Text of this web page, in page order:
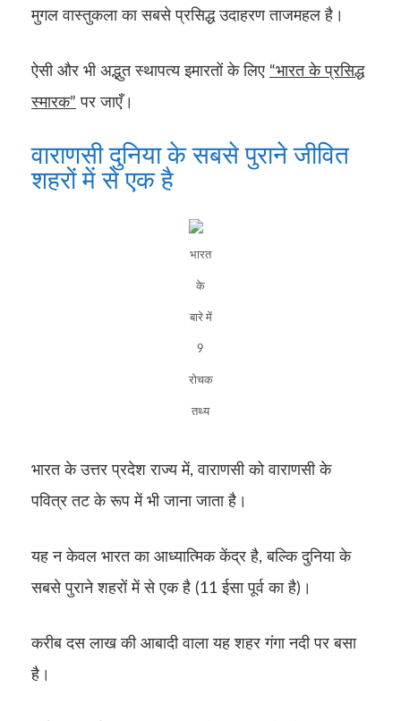
मुगल वास्तुकला का सबसे प्रसिद्ध उदाहरण ताजमहल है।
ऐसी और भी अद्भुत स्थापत्य इमारतों के लिए “भारत के प्रसिद्ध
स्मारक” पर जाएँ।
वाराणसी दुनिया के सबसे पुराने जीवित
शहरों में से एक है
भारत
के
बारे में
9
रोचक
तथ्य
भारत के उत्तर प्रदेश राज्य में, वाराणसी को वाराणसी के
पवित्र तट के रूप में भी जाना जाता है।
यह न केवल भारत का आध्यात्मिक केंद्र है, बल्कि दुनिया के
सबसे पुराने शहरों में से एक है (11 ईसा पूर्व का है)।
करीब दस लाख की आबादी वाला यह शहर गंगा नदी पर बसा
है।